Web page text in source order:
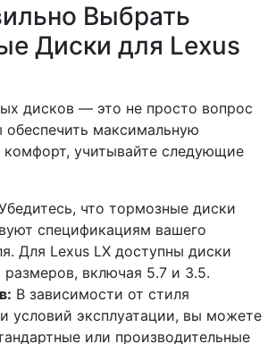
Выбрать
Диски для Lexus
дисков — это не просто вопрос
обеспечить максимальную
комфорт, учитывайте следующие
что тормозные диски
спецификациям вашего
Для Lexus LX доступны диски
размеров, включая 5.7 и 3.5.
В зависимости от стиля
условий эксплуатации, вы можете
или производительные